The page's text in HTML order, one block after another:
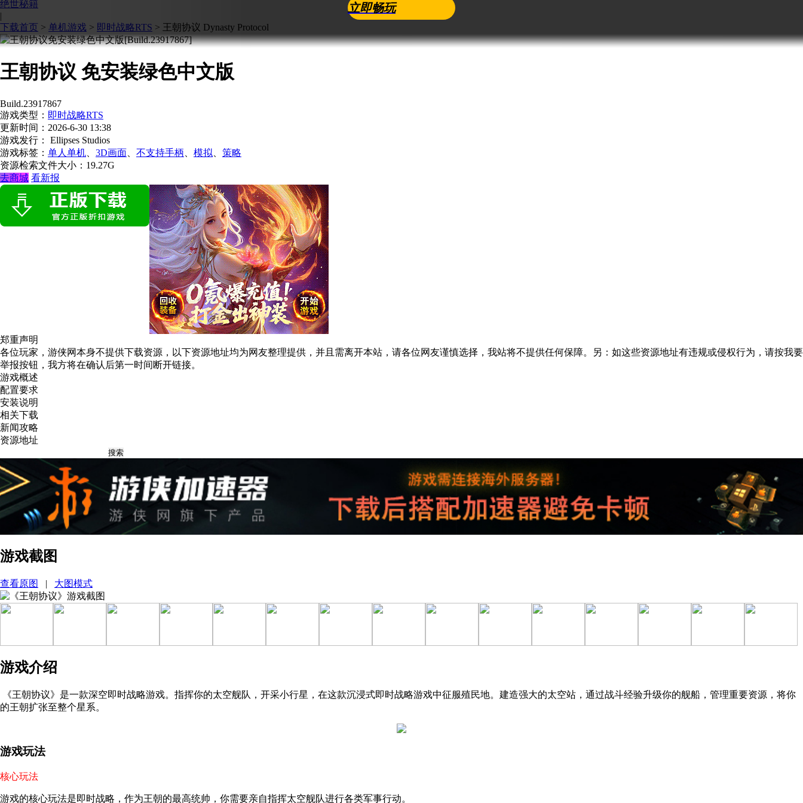
绝世秘籍
|
下载首页 > 单机游戏 > 即时战略RTS > 王朝协议 Dynasty Protocol
王朝协议 免安装绿色中文版
Build.23917867
游戏类型： 即时战略RTS
更新时间： 2026-6-30 13:38
游戏发行： Ellipses Studios
游戏标签： 单人单机 3D画面 不支持手柄 模拟
策略
资源检索文件大小：19.27G
去商城 看新报
郑重声明
各位玩家，游侠网本身不提供下载资源，以下资源地址均为网友整理提供，并且需离开本站，请各位网友谨慎选择，我站将不提供任何保障。另：如这些资源地址有违规或侵权行为，请按我要
举报按钮，我方将在确认后第一时间断开链接。
游戏概述
配置要求
安装说明
相关下载
新闻攻略
资源地址
游戏截图
查看原图 | 大图模式
立即畅玩
游戏介绍
《王朝协议》是一款深空即时战略游戏。指挥你的太空舰队，开采小行星，在这款沉浸式即时战略游戏中征服殖民地。建造强大的太空站，通过战斗经验升级你的舰船，管理重要资源，将你
的王朝扩张至整个星系。
游戏玩法
核心玩法
游戏的核心玩法是即时战略，作为王朝的最高统帅，你需要亲自指挥太空舰队进行各类军事行动。